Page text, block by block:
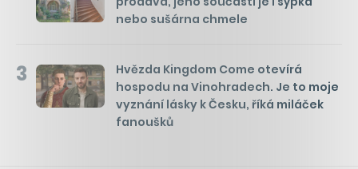
nebo sušárna chmele
3
Hvězda Kingdom Come otevírá
hospodu na Vinohradech. Je to moje
vyznání lásky k Česku, říká miláček
fanoušků